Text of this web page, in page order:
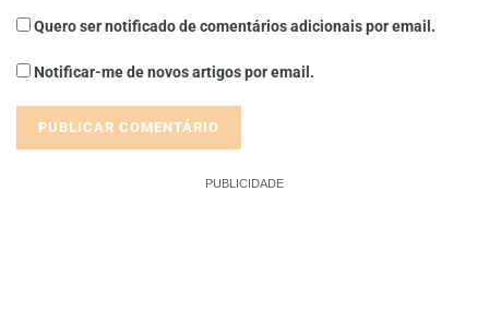
Quero ser notificado de comentários adicionais por email.
Notificar-me de novos artigos por email.
PUBLICIDADE